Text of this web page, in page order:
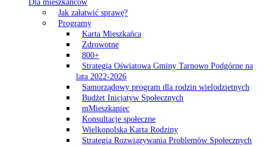
Dla mieszkańców
Jak załatwić sprawę?
Programy
Karta Mieszkańca
Zdrowotne
800+
Strategia Oświatowa Gminy Tarnowo Podgórne na
lata 2022-2026
Samorządowy program dla rodzin wielodzietnych
Budżet Inicjatyw Społecznych
mMieszkaniec
Konsultacje społeczne
Wielkopolska Karta Rodziny
Strategia Rozwiązywania Problemów Społecznych